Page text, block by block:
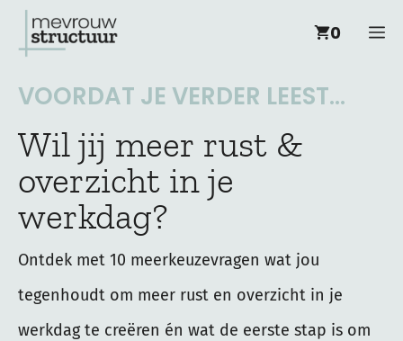
naar
0
VOORDAT JE VERDER LEEST...
Wil jij meer rust &
overzicht in je
werkdag?
Ontdek met 10 meerkeuzevragen wat jou
tegenhoudt om meer rust en overzicht in je
werkdag te creëren én wat de eerste stap is om